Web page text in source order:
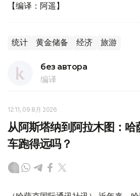
【编译：阿遥】
统计 黄金储备 经济 旅游
без автора
编译
12:11, 09 8月 2026
从阿斯塔纳到阿拉木图：哈
车跑得远吗？